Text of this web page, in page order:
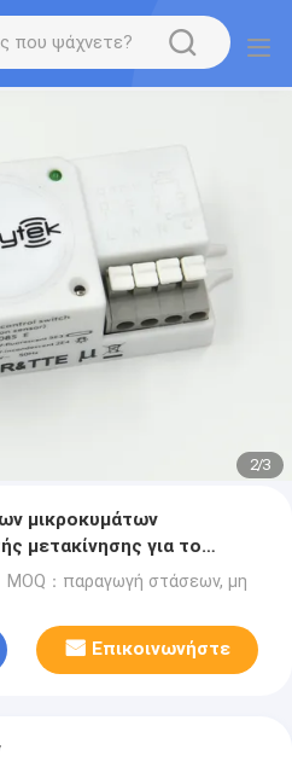
2/3
μικροκυμάτων
μετακίνησης για το
MOQ：παραγωγή στάσεων, μη
Επικοινωνήστε